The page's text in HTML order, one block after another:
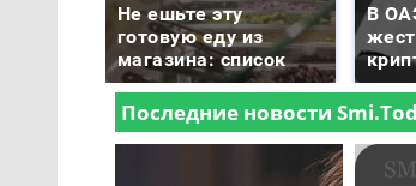
Не ешьте эту
готовую еду из
магазина: список
В